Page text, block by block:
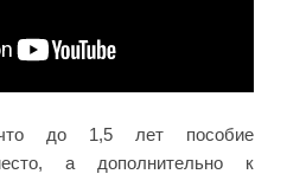
что до 1,5 лет пособие
а дополнительно к